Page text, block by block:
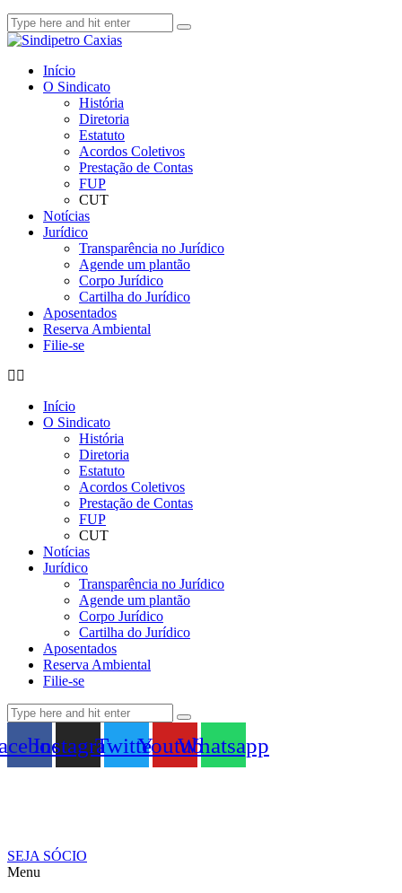
Início
O Sindicato
História
Diretoria
Estatuto
Acordos Coletivos
Prestação de Contas
FUP
CUT
Notícias
Jurídico
Transparência no Jurídico
Agende um plantão
Corpo Jurídico
Cartilha do Jurídico
Aposentados
Reserva Ambiental
Filie-se
Início
O Sindicato
História
Diretoria
Estatuto
Acordos Coletivos
Prestação de Contas
FUP
CUT
Notícias
Jurídico
Transparência no Jurídico
Agende um plantão
Corpo Jurídico
Cartilha do Jurídico
Aposentados
Reserva Ambiental
Filie-se
InstagramTwitterYoutubeWhatsapp
SEJA SÓCIO
Menu